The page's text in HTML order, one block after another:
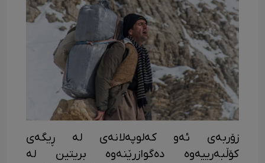
زۆربەی ئەو کەلوپەلانەی لە ڕیگەی
کۆڵبەرییەوە دەگوازرێنەوە بریتین لە